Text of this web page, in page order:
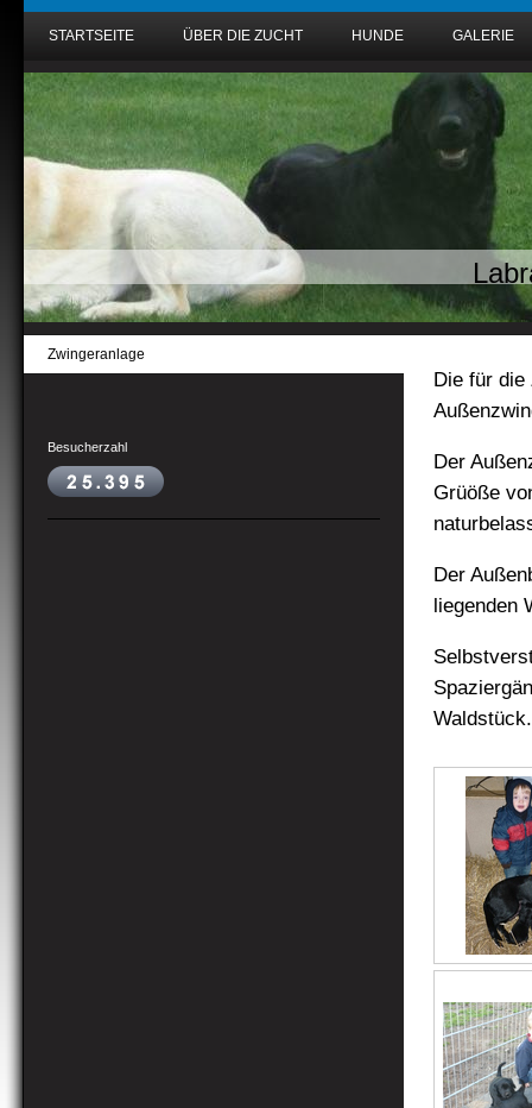
STARTSEITE ÜBER DIE ZUCHT HUNDE GALERIE
Zwingeranlage
Besucherzahl
Die für die
Der
Grüöße
Der
liegenden
Waldstück.